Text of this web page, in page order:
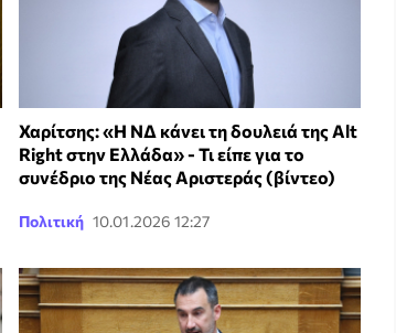
Χαρίτσης: «H ΝΔ κάνει τη δουλειά της Alt
Right στην Ελλάδα» - Τι είπε για το
συνέδριο της Νέας Αριστεράς (βίντεο)
Πολιτική 10.01.2026 12:27